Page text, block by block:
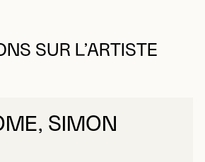
SUR L’ARTISTE
SIMON